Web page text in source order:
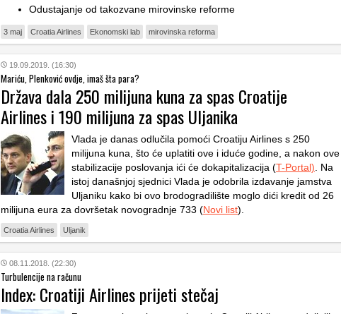
Odustajanje od takozvane mirovinske reforme
3 maj Croatia Airlines Ekonomski lab mirovinska reforma
19.09.2019. (16:30)
Mariću, Plenković ovdje, imaš šta para?
Država dala 250 milijuna kuna za spas Croatije
Airlines i 190 milijuna za spas Uljanika
Vlada je danas odlučila pomoći Croatiju Airlines s 250
milijuna kuna, što će uplatiti ove i iduće godine, a nakon ove
stabilizacije poslovanja ići će dokapitalizacija (T-Portal) . Na
istoj današnjoj sjednici Vlada je odobrila izdavanje jamstva
Uljaniku kako bi ovo brodogradilište moglo dići kredit od 26
milijuna eura za dovršetak novogradnje 733 (Novi list).
Croatia Airlines Uljanik
08.11.2018. (22:30)
Turbulencije na računu
Index: Croatiji Airlines prijeti stečaj